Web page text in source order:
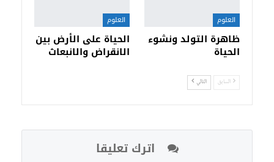
العلوم
ظاهرة التولد ونشوء
الحياة
العلوم
الحياة على الأرض بين
الانقراض والانبعاث
السابق التالي
اترك تعليقا